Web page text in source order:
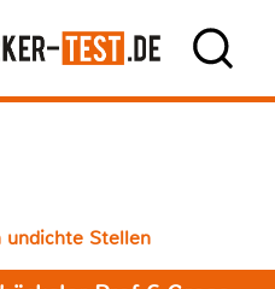
undichte Stellen